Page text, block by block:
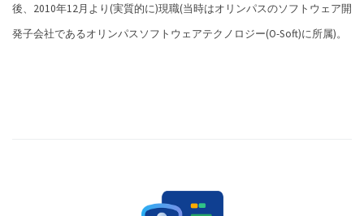
後、2010年12月より(実質的に)現職(当時はオリンパスのソフトウェア開
発子会社であるオリンパスソフトウェアテクノロジー(O-Soft)に所属)。